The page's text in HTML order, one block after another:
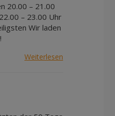
20.00 – 21.00
– 23.00 Uhr
Wir laden
Weiterlesen